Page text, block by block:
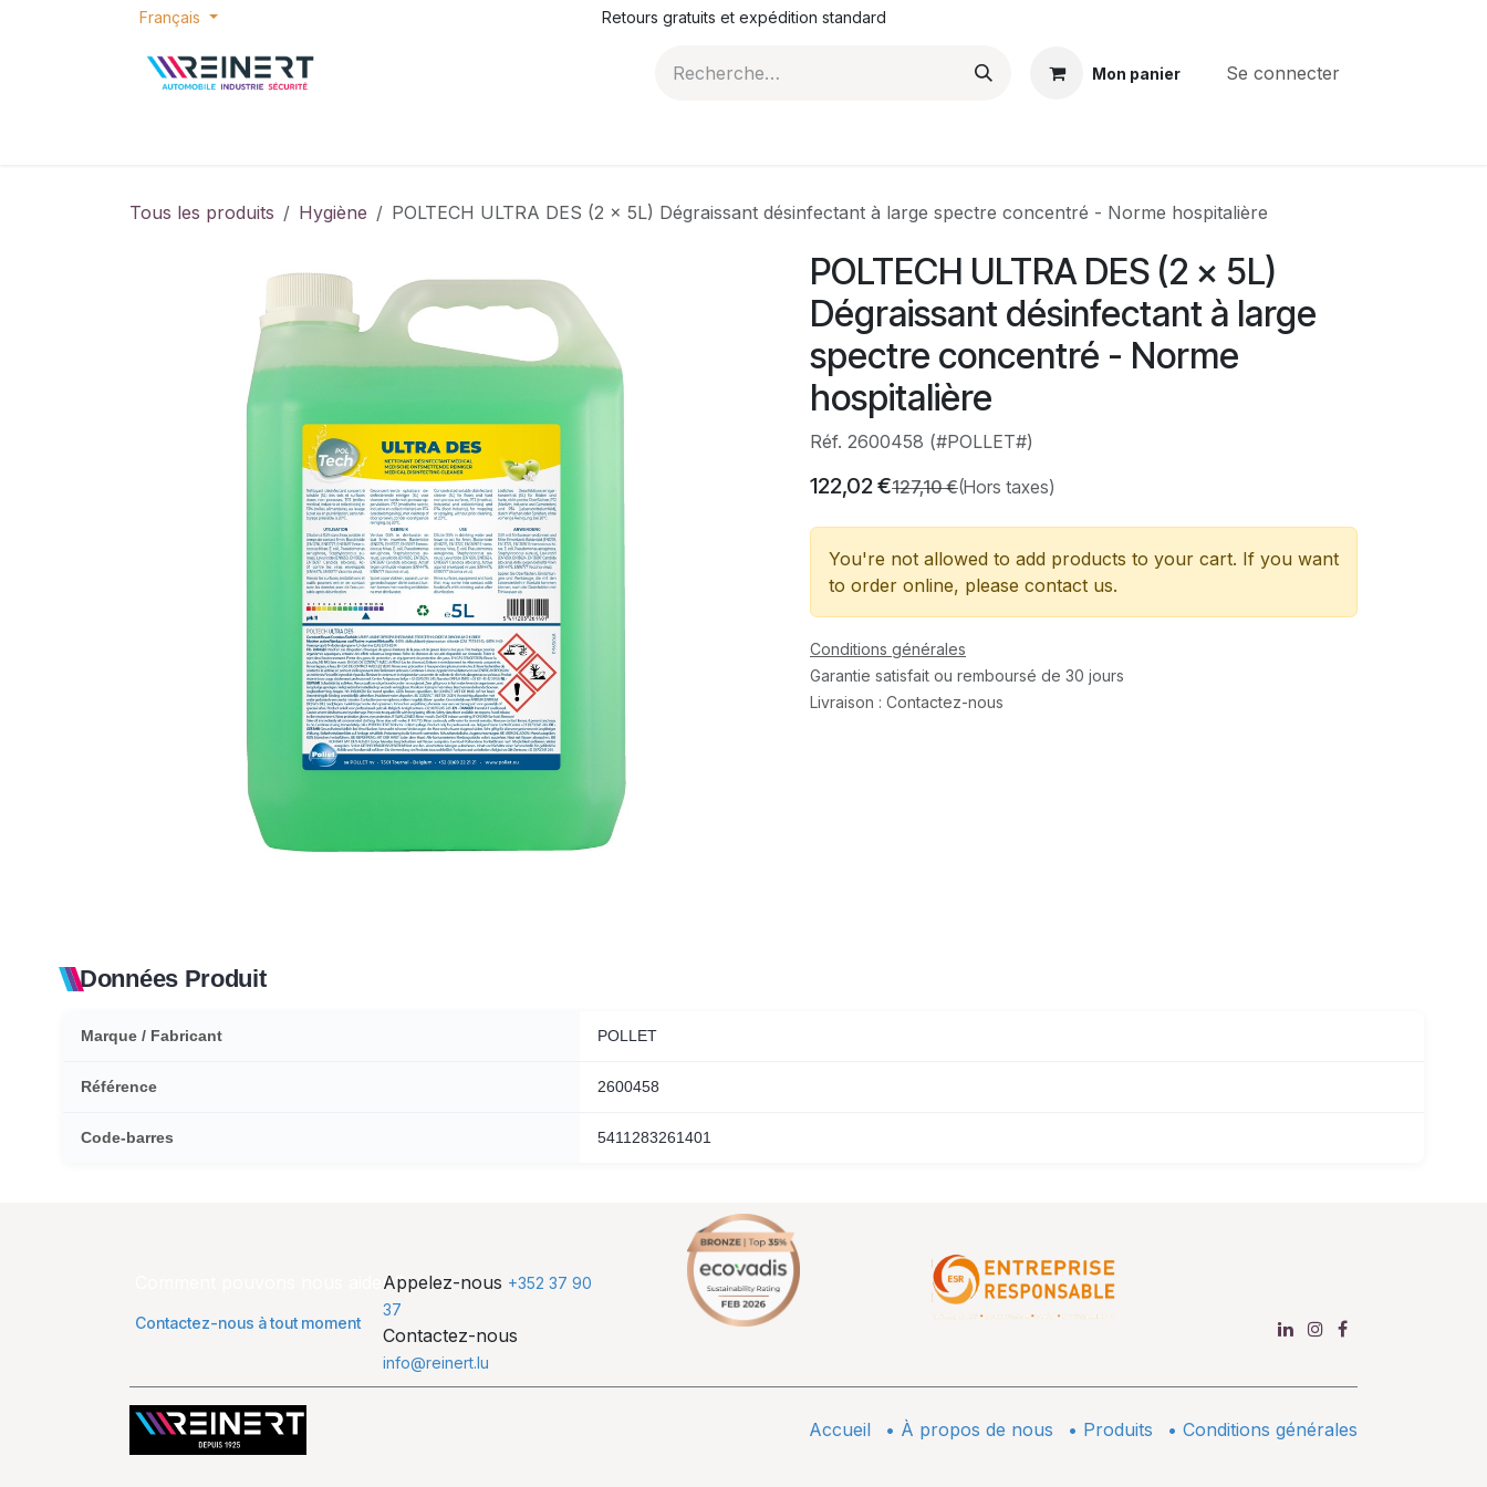
Se rendre au contenu
Français Retours gratuits et expédition standard
Mon panier Se connecter
Tous les produits Hygiène POLTECH ULTRA DES (2 x 5L) Dégraissant désinfectant à large spectre concentré - Norme hospitalière
POLTECH ULTRA DES (2 x 5L)
Dégraissant désinfectant à large
spectre concentré - Norme
hospitalière
Réf. 2600458 (#POLLET#)
122,02€127,10€(Hors taxes)
You're not allowed to add products to your cart. If you want
to order online, please contact us.
Conditions générales
Garantie satisfait ou remboursé de 30 jours
Livraison : Contactez-nous
Données Produit
Marque / Fabricant POLLET
Référence 2600458
Code-barres 5411283261401
Comment pouvons nous aider ?
Contactez-nous à tout moment
Appelez-nous +352 37 90
37
Contactez-nous
info@reinert.lu
Accueil • À propos de nous • ​Produits • Conditions générales